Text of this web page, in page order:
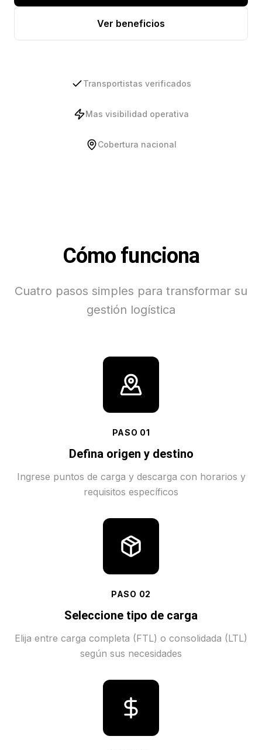
Ver beneficios
Transportistas verificados
Mas visibilidad operativa
Cobertura nacional
Cómo funciona
Cuatro pasos simples para transformar su
gestión logística
PASO 01
Defina origen y destino
Ingrese puntos de carga y descarga con horarios y
requisitos específicos
PASO 02
Seleccione tipo de carga
Elija entre carga completa (FTL) o consolidada (LTL)
según sus necesidades